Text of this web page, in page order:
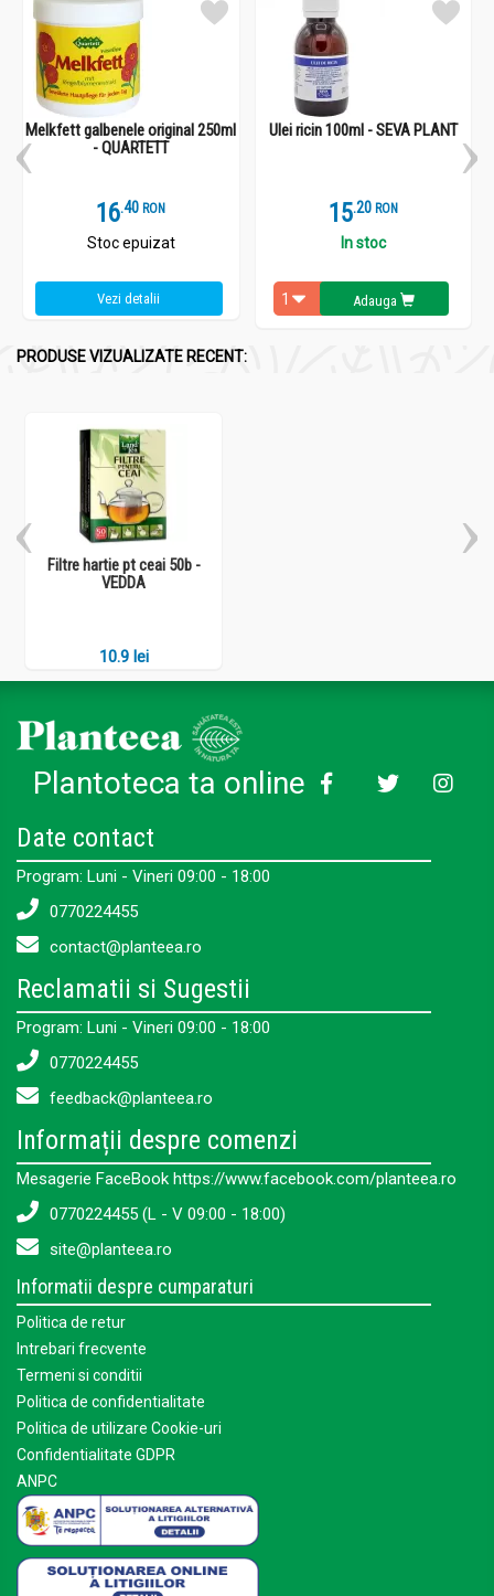
Melkfett galbenele original 250ml
- QUARTETT
16.4 RON
Stoc epuizat
Vezi detalii
Ulei ricin 100ml - SEVA PLANT
15.2 RON
In stoc
Adauga
PRODUSE VIZUALIZATE RECENT:
Filtre hartie pt ceai 50b -
VEDDA
10.9 lei
Plantoteca ta online
Date contact
Program: Luni - Vineri 09:00 - 18:00
0770224455
contact@planteea.ro
Reclamatii si Sugestii
Program: Luni - Vineri 09:00 - 18:00
0770224455
feedback@planteea.ro
Informații despre comenzi
Mesagerie FaceBook https://www.facebook.com/planteea.ro
0770224455 (L - V 09:00 - 18:00)
site@planteea.ro
Informatii despre cumparaturi
Politica de retur
Intrebari frecvente
Termeni si conditii
Politica de confidentialitate
Politica de utilizare Cookie-uri
Confidentialitate GDPR
ANPC